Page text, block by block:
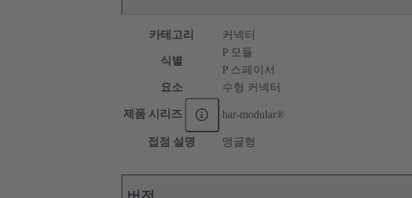
카테고리 커넥터
식별
P 모듈
P 스페이서
요소
수형 커넥터
제품 시리즈 har-modular®
접점 설명 앵글형